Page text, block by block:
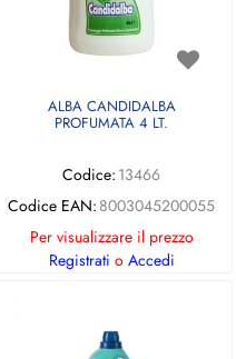
ALBA CANDIDALBA
PROFUMATA 4 LT.
Codice: 13466
Codice EAN: 8003045200055
Per visualizzare il prezzo
Registrati o Accedi